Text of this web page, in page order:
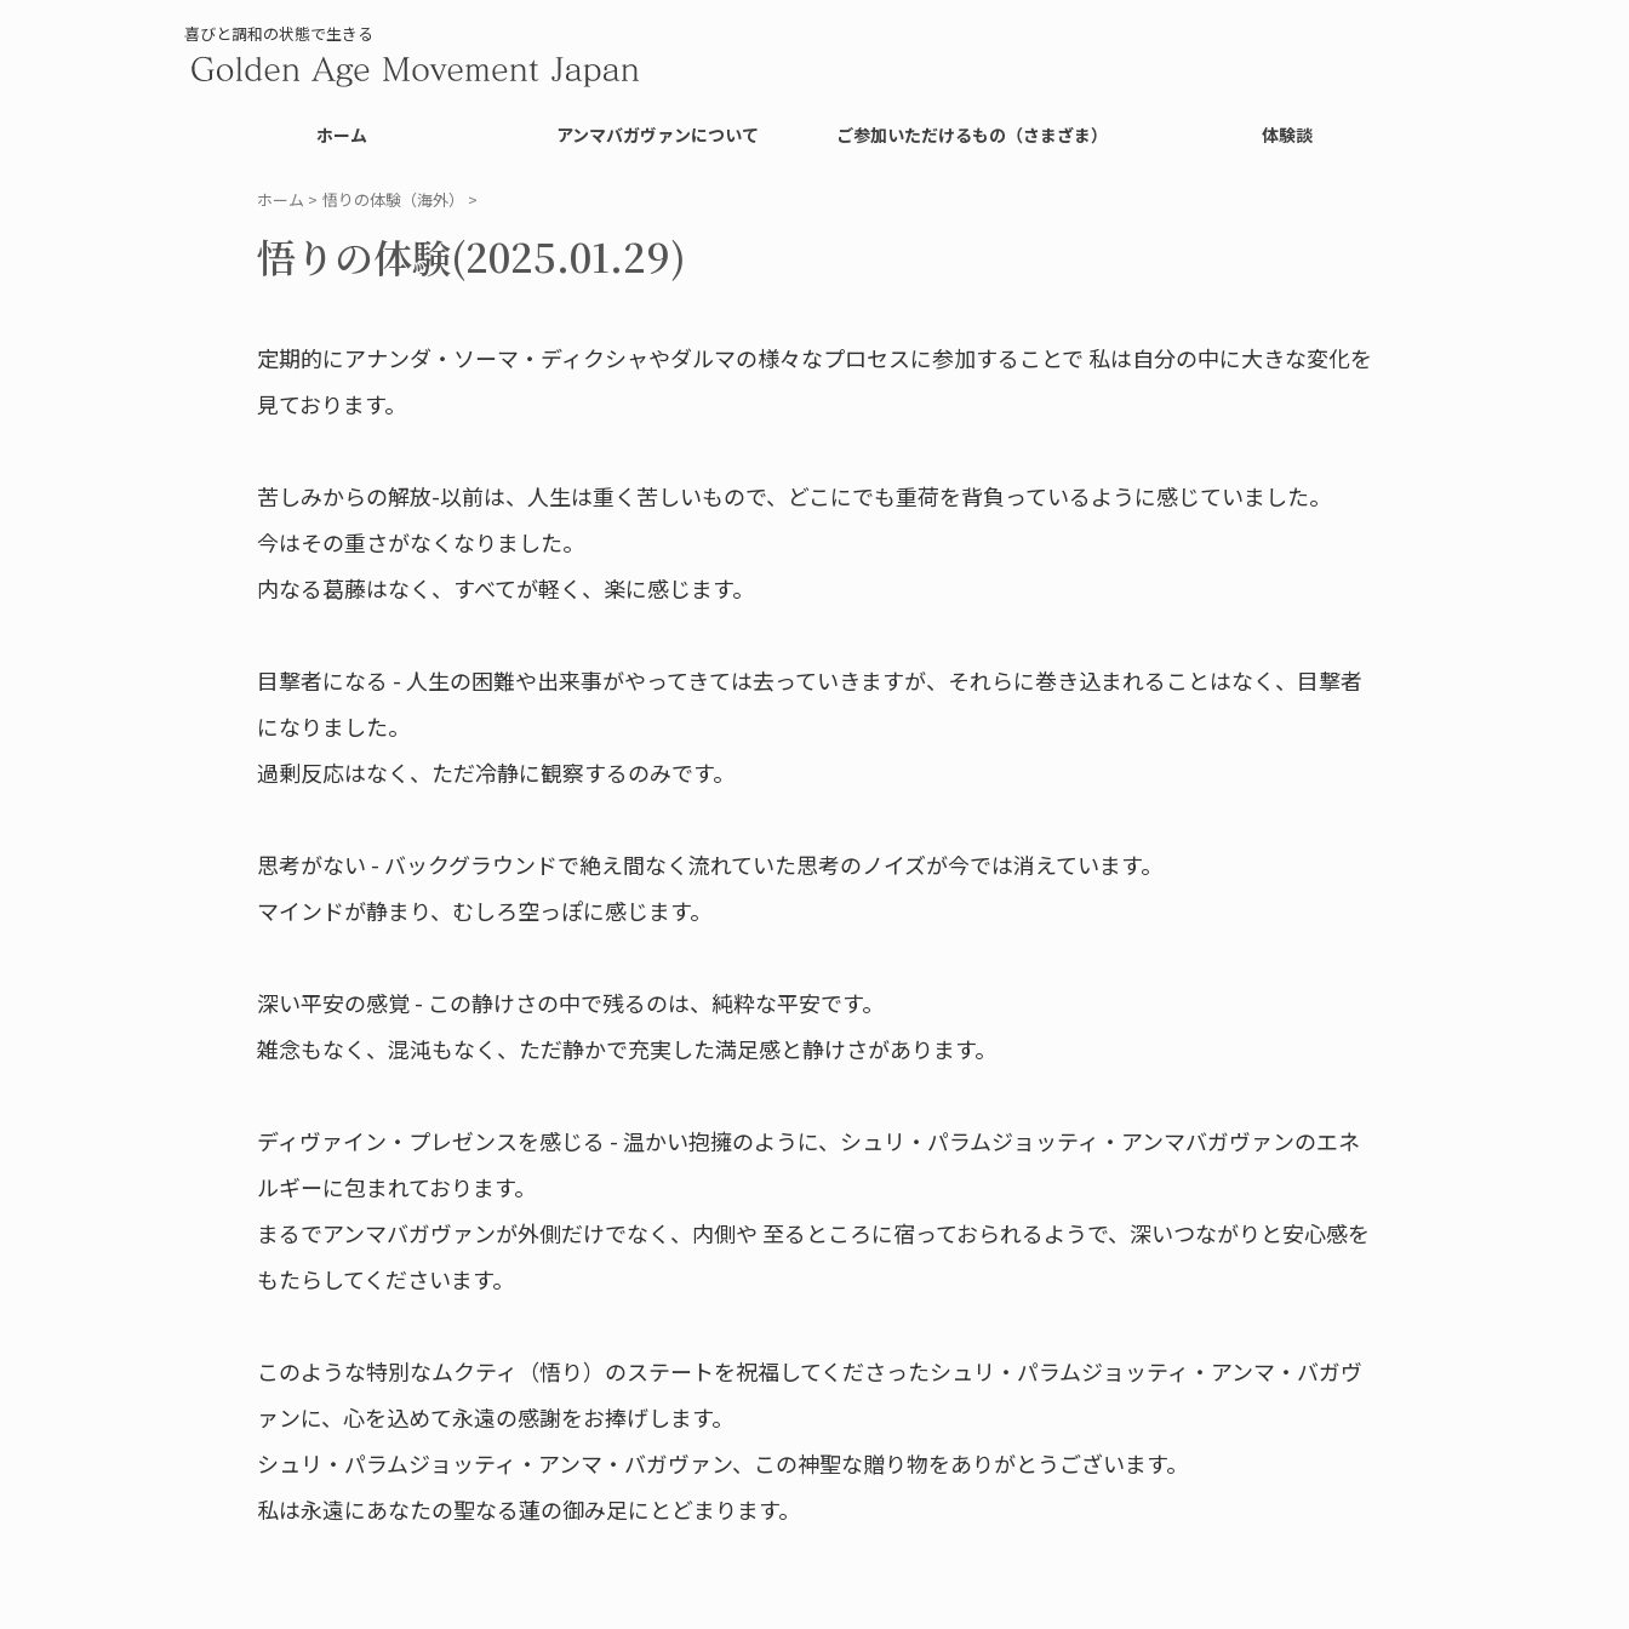
喜びと調和の状態で生きる
ホーム アンマバガヴァンについて ご参加いただけるもの（さまざま） 体験談
ホーム > 悟りの体験（海外） >
悟りの体験(2025.01.29)
定期的にアナンダ・ソーマ・ディクシャやダルマの様々なプロセスに参加することで 私は自分の中に大きな変化を
見ております。
苦しみからの解放-以前は、人生は重く苦しいもので、どこにでも重荷を背負っているように感じていました。
今はその重さがなくなりました。
内なる葛藤はなく、すべてが軽く、楽に感じます。
目撃者になる - 人生の困難や出来事がやってきては去っていきますが、それらに巻き込まれることはなく、目撃者
になりました。
過剰反応はなく、ただ冷静に観察するのみです。
思考がない - バックグラウンドで絶え間なく流れていた思考のノイズが今では消えています。
マインドが静まり、むしろ空っぽに感じます。
深い平安の感覚 - この静けさの中で残るのは、純粋な平安です。
雑念もなく、混沌もなく、ただ静かで充実した満足感と静けさがあります。
ディヴァイン・プレゼンスを感じる - 温かい抱擁のように、シュリ・パラムジョッティ・アンマバガヴァンのエネ
ルギーに包まれております。
まるでアンマバガヴァンが外側だけでなく、内側や 至るところに宿っておられるようで、深いつながりと安心感を
もたらしてくださいます。
このような特別なムクティ（悟り）のステートを祝福してくださったシュリ・パラムジョッティ・アンマ・バガヴ
ァンに、心を込めて永遠の感謝をお捧げします。
シュリ・パラムジョッティ・アンマ・バガヴァン、この神聖な贈り物をありがとうございます。
私は永遠にあなたの聖なる蓮の御み足にとどまります。